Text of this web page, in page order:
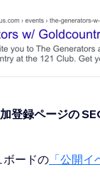
登録ページの
ボードの 「公開